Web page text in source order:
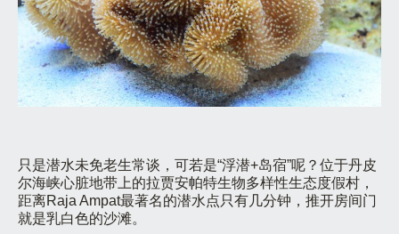
只是潜水未免老生常谈，可若是“浮潜+岛宿”呢？位于丹皮
尔海峡心脏地带上的拉贾安帕特生物多样性生态度假村，
距离Raja Ampat最著名的潜水点只有几分钟，推开房间门
就是乳白色的沙滩。